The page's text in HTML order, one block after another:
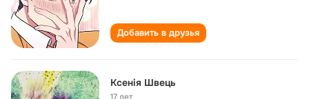
Добавить в друзья
Ксенія Швець